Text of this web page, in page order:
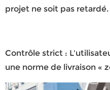
projet ne soit pas retardé.
Contrôle strict :
une norme de livraison «